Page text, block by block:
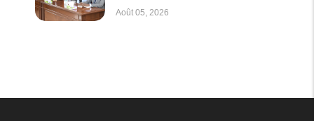
Août 05, 2026